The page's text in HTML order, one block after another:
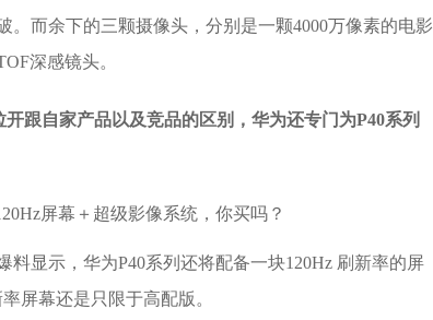
而余下的三颗摄像头，分别是一颗4000万像素的电影
深感镜头。
跟自家产品以及竞品的区别，华为还专门为P40系列
显示，华为P40系列还将配备一块120Hz 刷新率的屏
屏幕还是只限于高配版。